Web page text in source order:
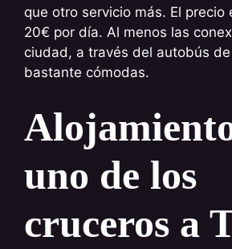
que otro servicio más. El precio
20€ por día. Al menos las
ciudad, a través del autobús de
bastante cómodas.
uno de los
cruceros a